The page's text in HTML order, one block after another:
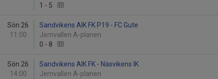
1 - 5
Sön 26
11:00
Sandvikens AIK FK P19 - FC Gute
Jernvallen A-planen
0 - 8
Sön 26
14:00
Sandvikens AIK FK - Näsvikens IK
Jernvallen A-planen